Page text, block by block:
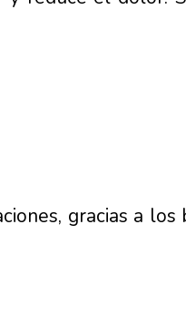
gracias a los